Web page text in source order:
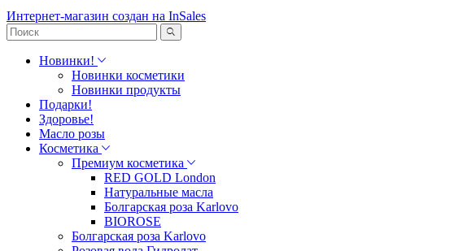
Интернет-магазин создан на InSales
Новинки!
Новинки косметики
Новинки продукты
Подарки!
Здоровье!
Масло розы
Косметика
Премиум косметика
RED GOLD London
Натуральные масла
Болгарская роза Karlovo
BIOROSE
Болгарская роза Karlovo